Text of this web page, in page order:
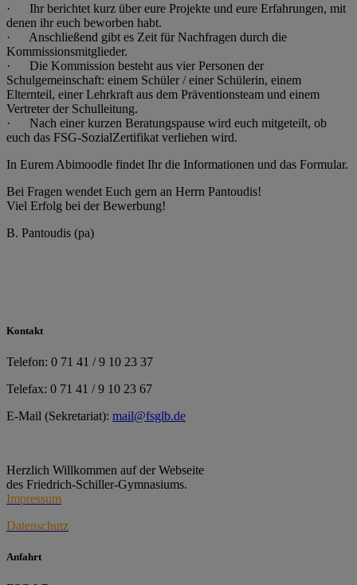
· Ihr berichtet kurz über eure Projekte und eure Erfahrungen, mit
denen ihr euch beworben habt.
· Anschließend gibt es Zeit für Nachfragen durch die
Kommissionsmitglieder.
· Die Kommission besteht aus vier Personen der
Schulgemeinschaft: einem Schüler / einer Schülerin, einem
Elternteil, einer Lehrkraft aus dem Präventionsteam und einem
Vertreter der Schulleitung.
· Nach einer kurzen Beratungspause wird euch mitgeteilt, ob
euch das FSG-SozialZertifikat verliehen wird.
In Eurem Abimoodle findet Ihr die Informationen und das Formular.
Bei Fragen wendet Euch gern an Herrn Pantoudis!
Viel Erfolg bei der Bewerbung!
B. Pantoudis (pa)
Kontakt
Telefon: 0 71 41 / 9 10 23 37
Telefax: 0 71 41 / 9 10 23 67
E-Mail (Sekretariat): mail@fsglb.de
Herzlich Willkommen auf der Webseite
des Friedrich-Schiller-Gymnasiums.
Impressum
Datenschutz
Anfahrt